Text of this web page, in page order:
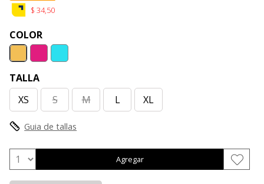
$ 34,50
COLOR
TALLA
XS
S M L XL
Guia de tallas
Agregar